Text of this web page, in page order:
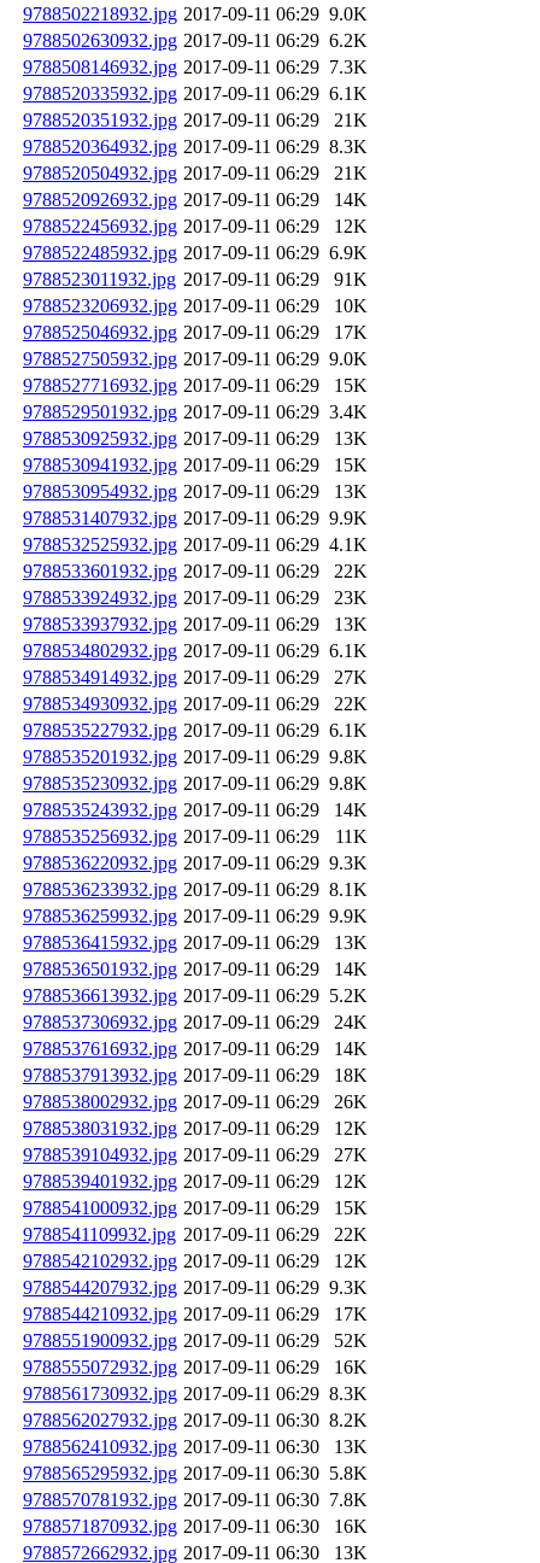
9788502218932.jpg 2017-09-11 06:29 9.0K
9788502630932.jpg 2017-09-11 06:29 6.2K
9788508146932.jpg 2017-09-11 06:29 7.3K
9788520335932.jpg 2017-09-11 06:29 6.1K
9788520351932.jpg 2017-09-11 06:29
21K
9788520364932.jpg 2017-09-11 06:29 8.3K
9788520504932.jpg 2017-09-11 06:29
21K
9788520926932.jpg 2017-09-11 06:29
14K
9788522456932.jpg 2017-09-11 06:29
12K
9788522485932.jpg 2017-09-11 06:29 6.9K
9788523011932.jpg 2017-09-11 06:29
91K
9788523206932.jpg 2017-09-11 06:29
10K
9788525046932.jpg 2017-09-11 06:29
17K
9788527505932.jpg 2017-09-11 06:29 9.0K
9788527716932.jpg 2017-09-11 06:29
15K
9788529501932.jpg 2017-09-11 06:29 3.4K
9788530925932.jpg 2017-09-11 06:29
13K
9788530941932.jpg 2017-09-11 06:29
15K
9788530954932.jpg 2017-09-11 06:29
13K
9788531407932.jpg 2017-09-11 06:29 9.9K
9788532525932.jpg 2017-09-11 06:29 4.1K
9788533601932.jpg 2017-09-11 06:29
22K
9788533924932.jpg 2017-09-11 06:29
23K
9788533937932.jpg 2017-09-11 06:29
13K
9788534802932.jpg 2017-09-11 06:29 6.1K
9788534914932.jpg 2017-09-11 06:29
27K
9788534930932.jpg 2017-09-11 06:29
22K
9788535227932.jpg 2017-09-11 06:29 6.1K
9788535201932.jpg 2017-09-11 06:29 9.8K
9788535230932.jpg 2017-09-11 06:29 9.8K
9788535243932.jpg 2017-09-11 06:29
14K
9788535256932.jpg 2017-09-11 06:29
11K
9788536220932.jpg 2017-09-11 06:29 9.3K
9788536233932.jpg 2017-09-11 06:29 8.1K
9788536259932.jpg 2017-09-11 06:29 9.9K
9788536415932.jpg 2017-09-11 06:29
13K
9788536501932.jpg 2017-09-11 06:29
14K
9788536613932.jpg 2017-09-11 06:29 5.2K
9788537306932.jpg 2017-09-11 06:29
24K
9788537616932.jpg 2017-09-11 06:29
14K
9788537913932.jpg 2017-09-11 06:29
18K
9788538002932.jpg 2017-09-11 06:29
26K
9788538031932.jpg 2017-09-11 06:29
12K
9788539104932.jpg 2017-09-11 06:29
27K
9788539401932.jpg 2017-09-11 06:29
12K
9788541000932.jpg 2017-09-11 06:29
15K
9788541109932.jpg 2017-09-11 06:29
22K
9788542102932.jpg 2017-09-11 06:29
12K
9788544207932.jpg 2017-09-11 06:29 9.3K
9788544210932.jpg 2017-09-11 06:29
17K
9788551900932.jpg 2017-09-11 06:29
52K
9788555072932.jpg 2017-09-11 06:29
16K
9788561730932.jpg 2017-09-11 06:29 8.3K
9788562027932.jpg 2017-09-11 06:30 8.2K
9788562410932.jpg 2017-09-11 06:30
13K
9788565295932.jpg 2017-09-11 06:30 5.8K
9788570781932.jpg 2017-09-11 06:30 7.8K
9788571870932.jpg 2017-09-11 06:30
16K
9788572662932.jpg 2017-09-11 06:30 13K